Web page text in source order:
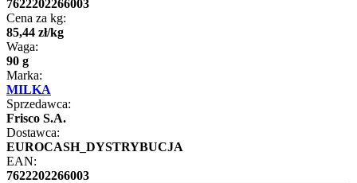
7622202266003
Cena za kg:
85,44 zł/kg
Waga:
90 g
Marka:
MILKA
Sprzedawca:
Frisco S.A.
Dostawca:
EUROCASH_DYSTRYBUCJA
EAN:
7622202266003